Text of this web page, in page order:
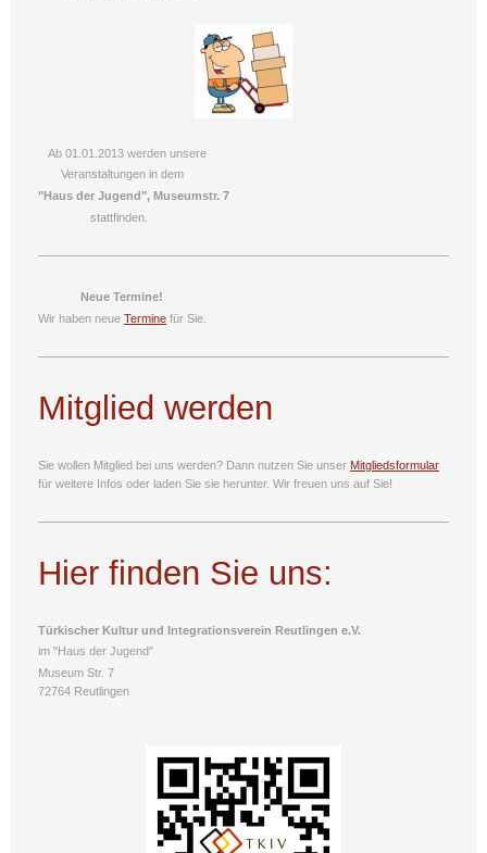
Ab 01.01.2013 werden unsere
Veranstaltungen in dem
"Haus der Jugend", Museumstr. 7
stattfinden.
Neue Termine!
Wir haben neue Termine für Sie.
Mitglied werden
Sie wollen Mitglied bei uns werden? Dann nutzen Sie unser Mitgliedsformular
für weitere Infos oder laden Sie sie herunter. Wir freuen uns auf Sie!
Hier finden Sie uns:
Türkischer Kultur und Integrationsverein Reutlingen e.V.
im "Haus der Jugend"
Museum Str. 7
72764 Reutlingen